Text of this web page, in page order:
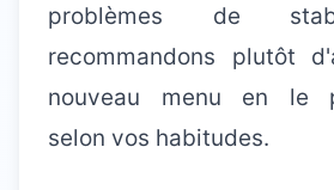
problèmes de
recommandons plutôt
nouveau menu en le
selon vos habitudes.